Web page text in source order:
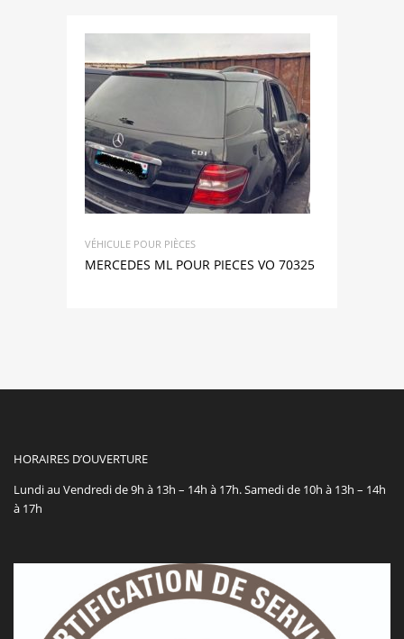
VÉHICULE POUR PIÈCES
MERCEDES ML POUR PIECES VO 70325
HORAIRES D’OUVERTURE
Lundi au Vendredi de 9h à 13h – 14h à 17h. Samedi de 10h à 13h – 14h
à 17h